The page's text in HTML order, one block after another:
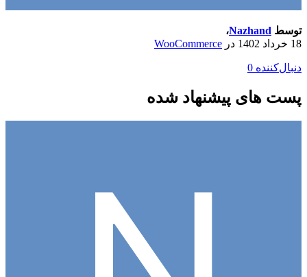
توسط Nazhand،
18 خرداد 1402
در WooCommerce
دنبال‌کننده 0
پست های پیشنهاد شده